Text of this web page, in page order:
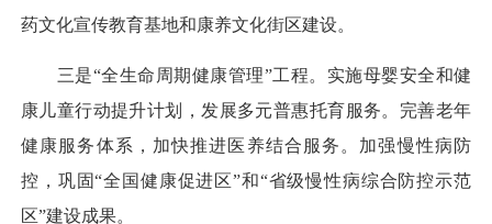
药文化宣传教育基地和康养文化街区建设。
三是“全生命周期健康管理”工程。实施母婴安全和健
康儿童行动提升计划，发展多元普惠托育服务。完善老年
健康服务体系，加快推进医养结合服务。加强慢性病防
控，巩固“全国健康促进区”和“省级慢性病综合防控示范
区”建设成果。